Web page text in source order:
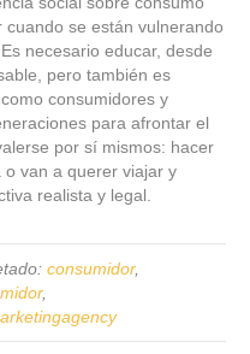
se están vulnerando
necesario educar, desde
pero también es
consumidores y
para afrontar el
por sí mismos: hacer
van a querer viajar y
realista y legal.
consumidor,
,